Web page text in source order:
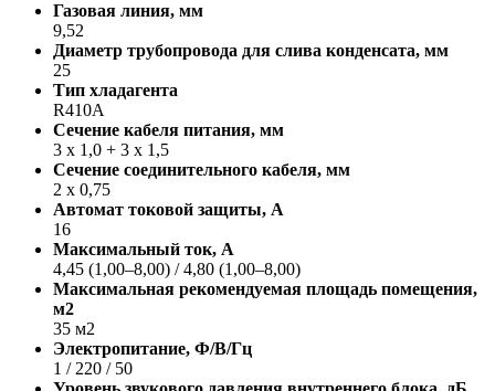
Газовая линия, мм
9,52
Диаметр трубопровода для слива конденсата, мм
25
Тип хладагента
R410A
Сечение кабеля питания, мм
3 х 1,0 + 3 х 1,5
Сечение соединительного кабеля, мм
2 х 0,75
Автомат токовой защиты, A
16
Максимальный ток, А
4,45 (1,00–8,00) / 4,80 (1,00–8,00)
Максимальная рекомендуемая площадь помещения,
м2
35 м2
Электропитание, Ф/В/Гц
1 / 220 / 50